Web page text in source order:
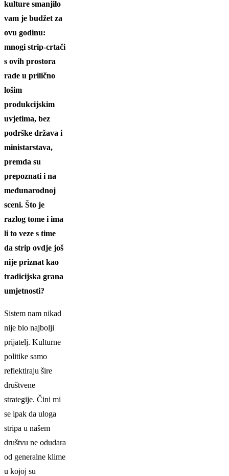
kulture smanjilo
vam je budžet za
ovu godinu:
mnogi strip-crtači
s ovih prostora
rade u prilično
lošim
produkcijskim
uvjetima, bez
podrške država i
ministarstava,
premda su
prepoznati i na
međunarodnoj
sceni. Što je
razlog tome i ima
li to veze s time
da strip ovdje još
nije priznat kao
tradicijska grana
umjetnosti?
Sistem nam nikad
nije bio najbolji
prijatelj. Kulturne
politike samo
reflektiraju šire
društvene
strategije. Čini mi
se ipak da uloga
stripa u našem
društvu ne odudara
od generalne klime
u kojoj su